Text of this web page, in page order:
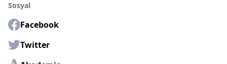
Sosyal
Facebook
Twitter